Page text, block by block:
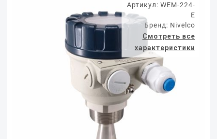
Артикул: WEM-224-
E
Бренд: Nivelco
Смотреть все
характеристики